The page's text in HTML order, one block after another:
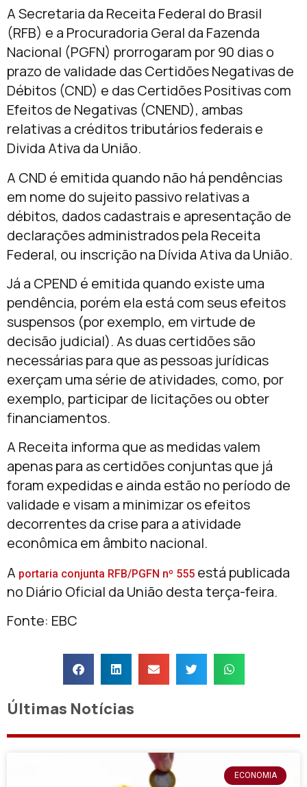
A Secretaria da Receita Federal do Brasil
(RFB) e a Procuradoria Geral da Fazenda
Nacional (PGFN) prorrogaram por 90 dias o
prazo de validade das Certidões Negativas de
Débitos (CND) e das Certidões Positivas com
Efeitos de Negativas (CNEND), ambas
relativas a créditos tributários federais e
Divida Ativa da União.
A CND é emitida quando não há pendências
em nome do sujeito passivo relativas a
débitos, dados cadastrais e apresentação de
declarações administrados pela Receita
Federal, ou inscrição na Dívida Ativa da União.
Já a CPEND é emitida quando existe uma
pendência, porém ela está com seus efeitos
suspensos (por exemplo, em virtude de
decisão judicial). As duas certidões são
necessárias para que as pessoas jurídicas
exerçam uma série de atividades, como, por
exemplo, participar de licitações ou obter
financiamentos.
A Receita informa que as medidas valem
apenas para as certidões conjuntas que já
foram expedidas e ainda estão no período de
validade e visam a minimizar os efeitos
decorrentes da crise para a atividade
econômica em âmbito nacional.
A portaria conjunta RFB/PGFN nº 555 está publicada
no Diário Oficial da União desta terça-feira.
Fonte: EBC
Últimas Notícias
ECONOMIA